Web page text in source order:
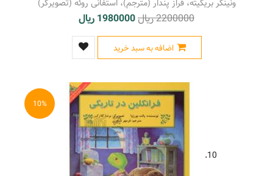
ونینگر بریگیته، فراز پندار (مترجم)، استفانی روئه (تصویرگر)
2200000 ریال 1980000 ریال
اضافه به سبد خرید
10%
10.